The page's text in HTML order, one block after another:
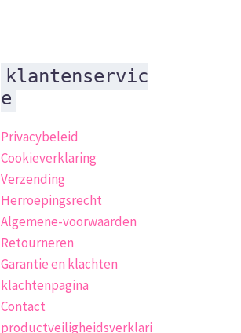
klantenservic
e
Privacybeleid
Cookieverklaring
Verzending
Herroepingsrecht
Algemene-voorwaarden
Retourneren
Garantie en klachten
klachtenpagina
Contact
productveiligheidsverklari